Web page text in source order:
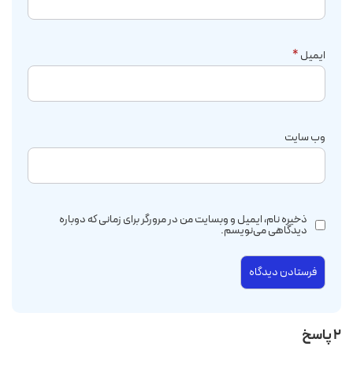
2 پاسخ
ایمیل*
وب‌ سایت
ذخیره نام، ایمیل و وبسایت من در مرورگر برای زمانی که دوباره
دیدگاهی می‌نویسم.